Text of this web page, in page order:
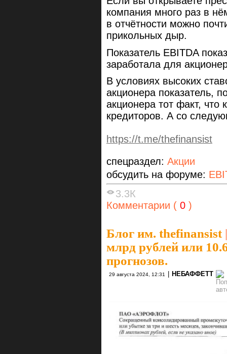
компания много раз в
в отчётности можно
прикольных дыр.
Показатель EBITDA
заработала для
В условиях высоких
акционера показатель,
акционера тот факт, что
кредиторов. А со
https://t.me/thefinansist
спецраздел: Акции
обсудить на форуме:
3.3К
Комментарии ( 0 )
Блог им. thefinansist|
млрд рублей или
прогнозов.
29 августа 2024, 12:31 НЕБАФФЕТТ